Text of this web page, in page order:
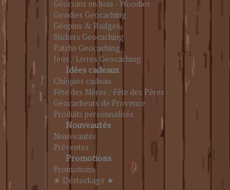
Géocoins en bois - Woodies
Goodies Geocaching
Géopins & Badges
Stickers Geocaching
Patchs Geocaching
Jeux / Livres Geocaching
Idées cadeaux
Chèques cadeau
Fête des Mères / Fête des Pères
Géocacheurs de Provence
Produits personnalisés
Nouveautés
Nouveautés
Préventes
Promotions
Promotions
★ Déstockage ★